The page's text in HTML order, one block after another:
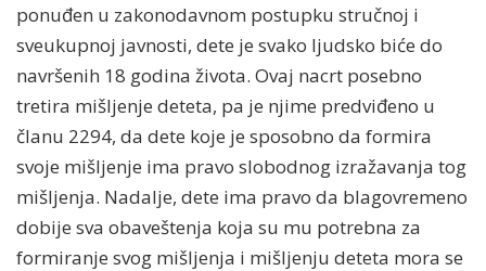
ponuđen u zakonodavnom postupku stručnoj i
sveukupnoj javnosti, dete je svako ljudsko biće do
navršenih 18 godina života. Ovaj nacrt posebno
tretira mišljenje deteta, pa je njime predviđeno u
članu 2294, da dete koje je sposobno da formira
svoje mišljenje ima pravo slobodnog izražavanja tog
mišljenja. Nadalje, dete ima pravo da blagovremeno
dobije sva obaveštenja koja su mu potrebna za
formiranje svog mišljenja i mišljenju deteta mora se